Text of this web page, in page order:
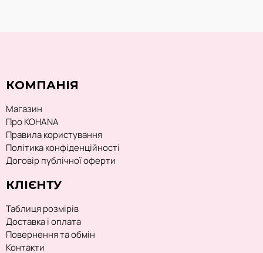
КОМПАНІЯ
Магазин
Про KOHANA
Правила користування
Політика конфіденційності
Договір публічної оферти
КЛІЄНТУ
Таблиця розмірів
Доставка і оплата
Повернення та обмін
Контакти